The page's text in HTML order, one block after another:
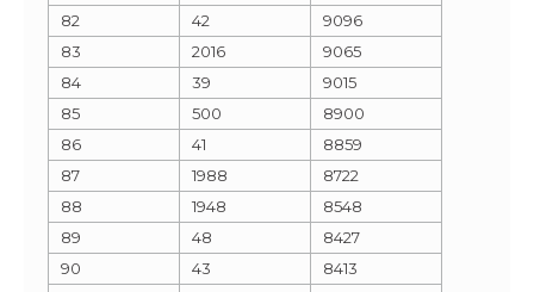
82
42
9096
83
2016
9065
84
39
9015
85
500
8900
86
41
8859
87
1988
8722
88
1948
8548
89
48
8427
90
43
8413